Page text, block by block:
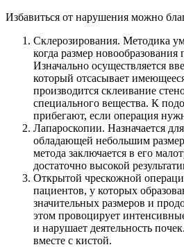
Избавиться от нарушения можно
Склерозирования. Методика
когда размер
Изначально осуществляется
который отсасывает
производится склеивание
специального вещества. К
прибегают, если операция
Лапароскопии. Назначается
обладающей небольшим
метода заключается в его
достаточно высокой
Открытой чрескожной
пациентов, у которых
значительных размеров и
этом провоцирует
и нарушает деятельность
вместе с кистой.